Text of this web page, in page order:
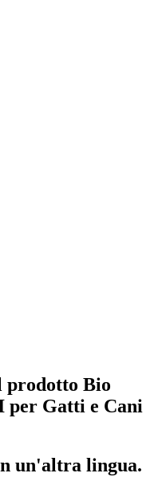
prodotto Bio
per Gatti e Cani
un'altra lingua.